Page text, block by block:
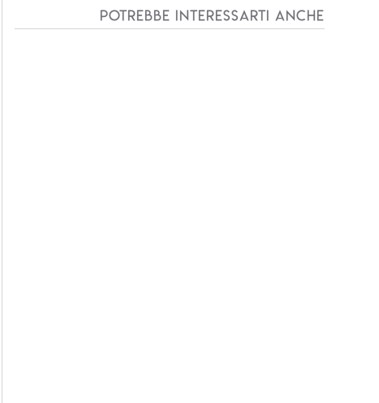
Potrebbe interessarti anche